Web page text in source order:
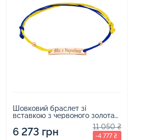
Шовковий браслет зі
вставкою з червоного золота
"Ми з України" - 1517669
6 273 грн 11 050 ₴
-4 777 ₴